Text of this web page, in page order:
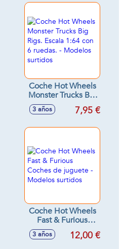
Coche Hot Wheels
Monster Trucks Big
Rigs. Escala 1:64
con 6 ruedas. -
3 años 7,95 €
Coche Hot Wheels
Fast & Furious
Coches de juguete
- Modelos surtidos
3 años 12,00 €